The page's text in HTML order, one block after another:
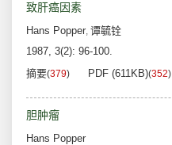
致肝癌因素
Hans Popper, 谭毓铨
1987, 3(2): 96-100.
摘要(379) PDF (611KB)(352)
胆肿瘤
Hans Popper